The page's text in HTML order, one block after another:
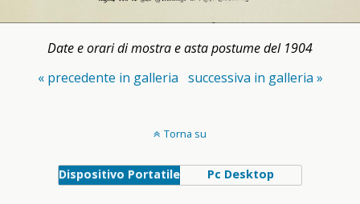
Date e orari di mostra e asta postume del 1904
« precedente in galleria successiva in galleria »
Torna su
Dispositivo Portatile Pc Desktop